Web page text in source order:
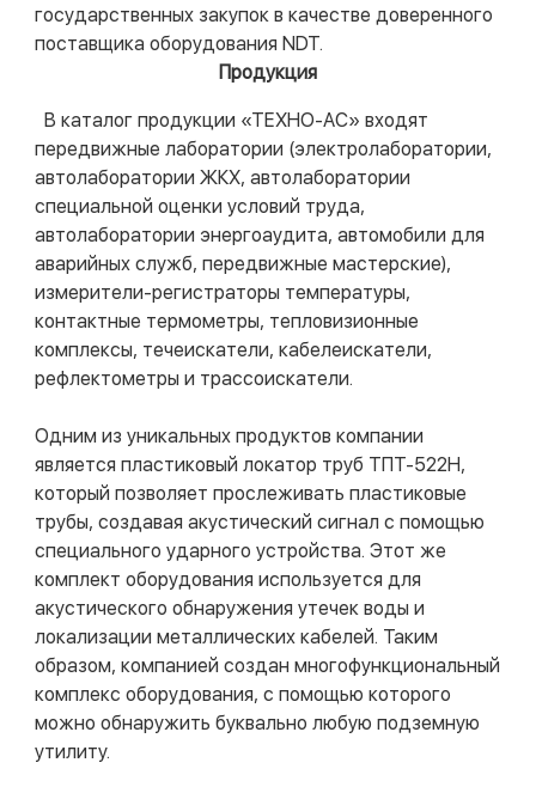
государственных закупок в качестве доверенного
поставщика оборудования NDT.
Продукция
В каталог продукции «ТЕХНО-АС» входят
передвижные лаборатории (электролаборатории,
автолаборатории ЖКХ, автолаборатории
специальной оценки условий труда,
автолаборатории энергоаудита, автомобили для
аварийных служб, передвижные мастерские),
измерители-регистраторы температуры,
контактные термометры, тепловизионные
комплексы, течеискатели, кабелеискатели,
рефлектометры и трассоискатели.
Одним из уникальных продуктов компании
является пластиковый локатор труб ТПТ-522Н,
который позволяет прослеживать пластиковые
трубы, создавая акустический сигнал с помощью
специального ударного устройства. Этот же
комплект оборудования используется для
акустического обнаружения утечек воды и
локализации металлических кабелей. Таким
образом, компанией создан многофункциональный
комплекс оборудования, с помощью которого
можно обнаружить буквально любую подземную
утилиту.